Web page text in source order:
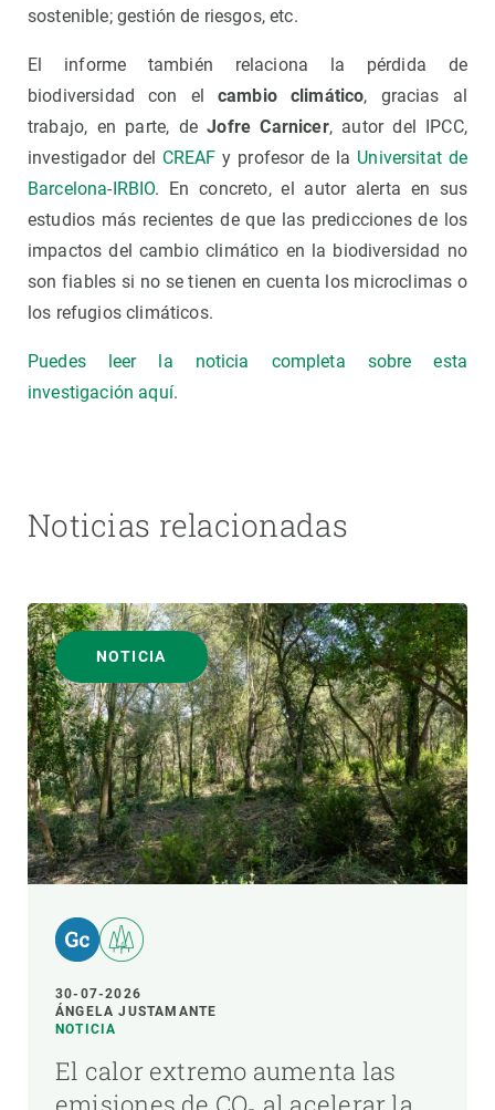
sostenible; gestión de riesgos, etc.
El informe también relaciona la pérdida de
biodiversidad con el cambio climático, gracias al
trabajo, en parte, deJofre Carnicer, autor del IPCC,
investigador del CREAF y profesor de la Universitat de
Barcelona- IRBIO. En concreto, el autor alerta en sus
estudios más recientes de que las predicciones de los
impactos del cambio climático en la biodiversidad no
son fiables si no se tienen en cuenta los microclimas o
los refugios climáticos.
Puedes leer la noticia completa sobre esta
investigación aquí.
Noticias relacionadas
NOTICIA
30-07-2026
ÁNGELA JUSTAMANTE
NOTICIA
El calor extremo aumenta las